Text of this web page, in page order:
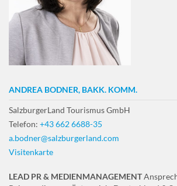
ANDREA BODNER, BAKK. KOMM.
SalzburgerLand Tourismus GmbH
Telefon: +43 662 6688-35
a.bodner@salzburgerland.com
Visitenkarte
LEAD PR & MEDIENMANAGEMENT